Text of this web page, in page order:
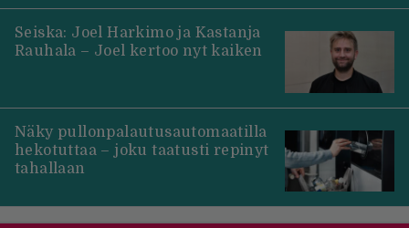
Seiska: Joel Harkimo ja Kastanja
Rauhala – Joel kertoo nyt kaiken
Näky pullonpalautusautomaatilla
hekotuttaa – joku taatusti repinyt
tahallaan